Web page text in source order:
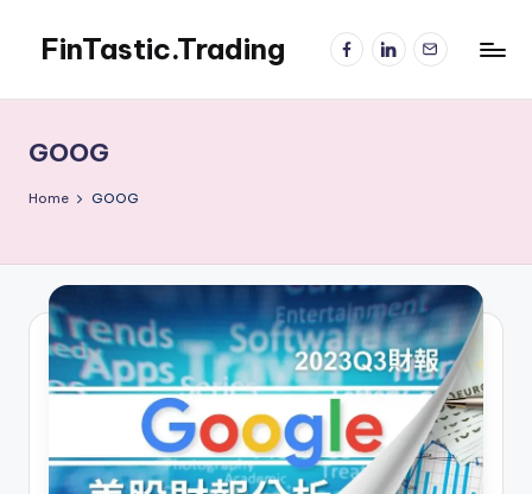
content
FinTastic.Trading
美
股
交
FacebookLinkedIn
電
子
GOOG
Home GOOG